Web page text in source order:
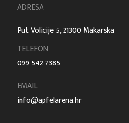
ADRESA
Put Volicije 5, 21300 Makarska
TELEFON
099 542 7385
EMAIL
info@apfelarena.hr